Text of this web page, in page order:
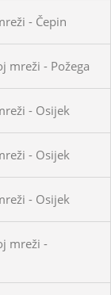
- Čepin
mreži - Požega
- Osijek
- Osijek
- Osijek
mreži -